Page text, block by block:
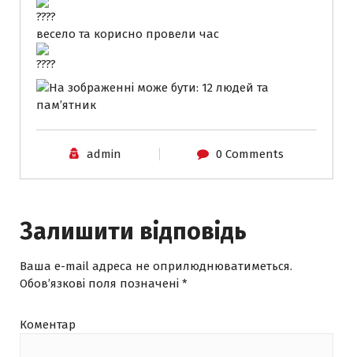
весело та корисно провели час
admin 0 Comments
Залишити відповідь
Ваша e-mail адреса не оприлюднюватиметься.
Обов’язкові поля позначені *
Коментар